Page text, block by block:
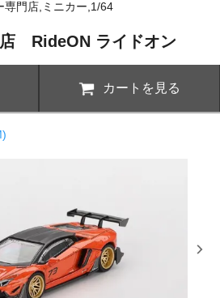
専門店,ミニカー,1/64
店 RideON ライドオン
カートを見る